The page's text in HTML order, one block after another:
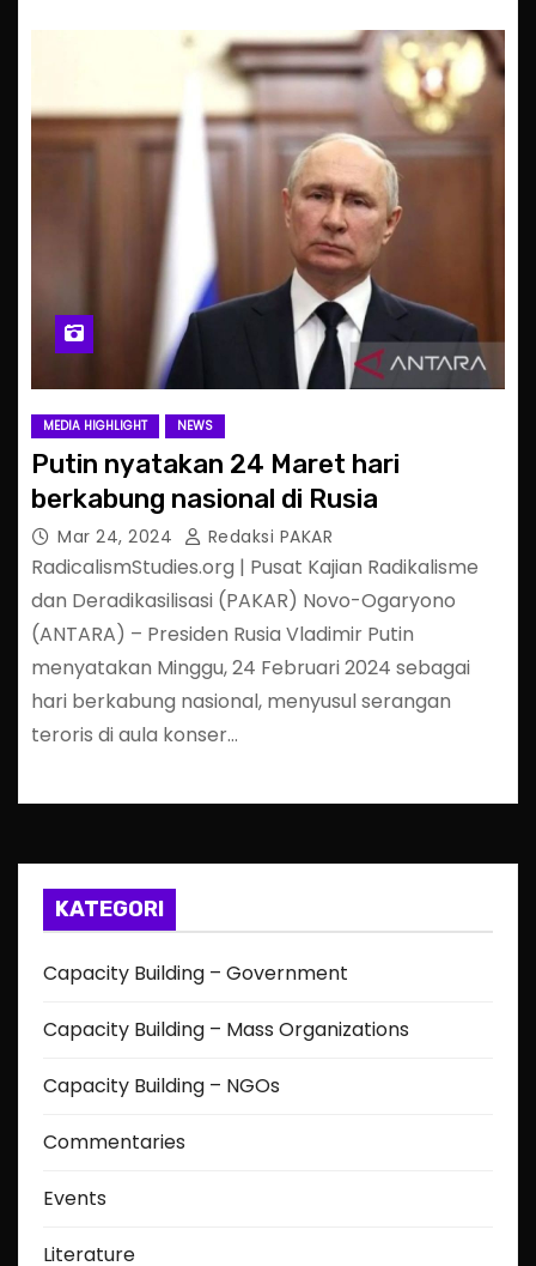
MEDIA HIGHLIGHT NEWS
Putin nyatakan 24 Maret hari
berkabung nasional di Rusia
Mar 24, 2024 Redaksi PAKAR
RadicalismStudies.org | Pusat Kajian Radikalisme
dan Deradikasilisasi (PAKAR) Novo-Ogaryono
(ANTARA) – Presiden Rusia Vladimir Putin
menyatakan Minggu, 24 Februari 2024 sebagai
hari berkabung nasional, menyusul serangan
teroris di aula konser…
KATEGORI
Capacity Building – Government
Capacity Building – Mass Organizations
Capacity Building – NGOs
Commentaries
Events
Literature